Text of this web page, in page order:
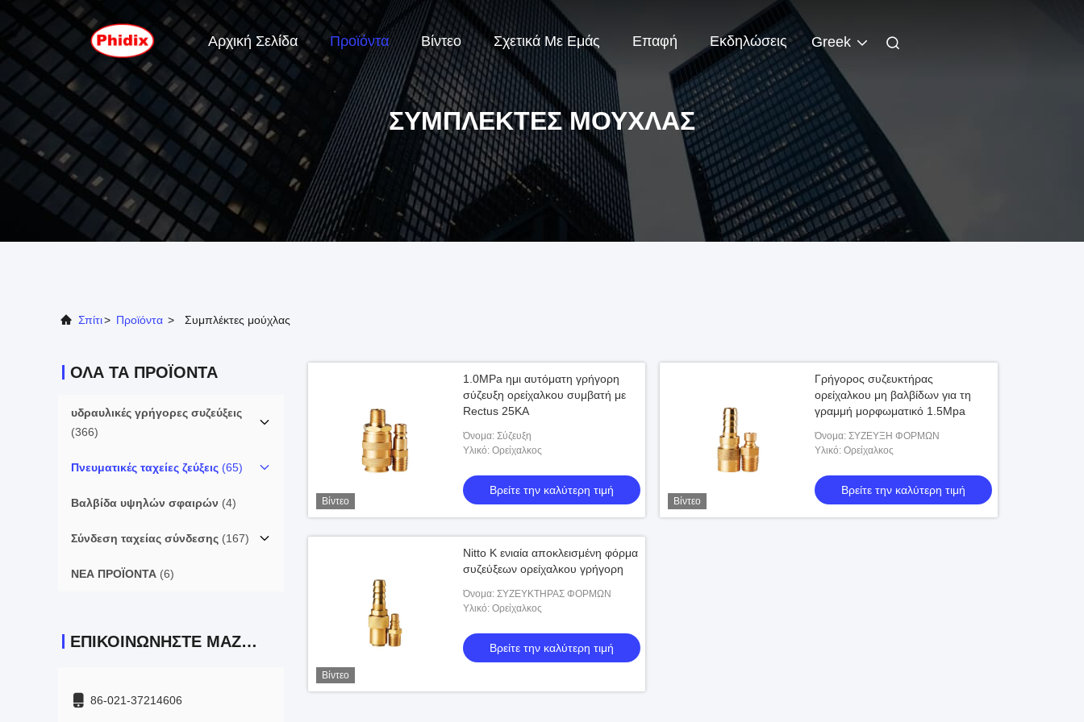
Αρχική Σελίδα Προϊόντα Βίντεο Σχετικά Με Εμάς Επαφή Εκδηλώσεις Greek
ΣΥΜΠΛΈΚΤΕΣ ΜΟΎΧΛΑΣ
Σπίτι> Προϊόντα > Συμπλέκτες μούχλας
ΌΛΑ ΤΑ ΠΡΟΪΌΝΤΑ
υδραυλικές γρήγορες συζεύξεις
(366)
Πνευματικές ταχείες ζεύξεις (65)
Βαλβίδα υψηλών σφαιρών (4)
Σύνδεση ταχείας σύνδεσης (167)
ΝΕΑ ΠΡΟΪΟΝΤΑ (6)
ΕΠΙΚΟΙΝΩΝΉΣΤΕ ΜΑΖΊ ΜΑΣ
86-021-37214606
Βίντεο
1.0MPa ημι αυτόματη γρήγορη
σύζευξη ορείχαλκου συμβατή με
Rectus 25KA
Όνομα: Σύζευξη
Υλικό: Ορείχαλκος
Βρείτε την καλύτερη τιμή
Βίντεο
Γρήγορος συζευκτήρας
ορείχαλκου μη βαλβίδων για τη
γραμμή μορφωματικό 1.5Mpa
Όνομα: ΣΥΖΕΥΞΗ ΦΟΡΜΩΝ
Υλικό: Ορείχαλκος
Βρείτε την καλύτερη τιμή
Βίντεο
Nitto Κ ενιαία αποκλεισμένη φόρμα
συζεύξεων ορείχαλκου γρήγορη
Όνομα: ΣΥΖΕΥΚΤΗΡΑΣ ΦΟΡΜΩΝ
Υλικό: Ορείχαλκος
Βρείτε την καλύτερη τιμή